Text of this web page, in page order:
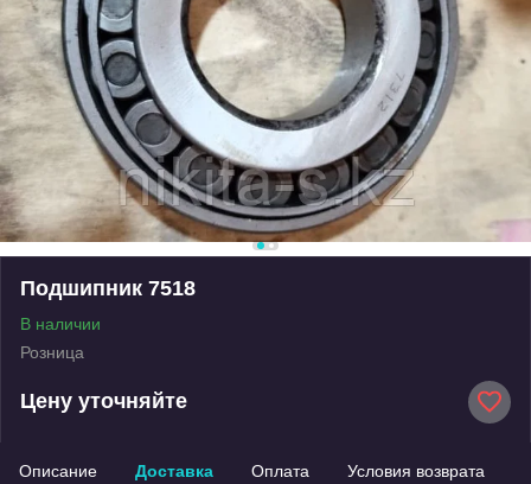
Подшипник 7518
В наличии
Розница
Цену уточняйте
Описание Доставка Оплата Условия возврата